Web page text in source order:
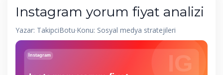
Instagram yorum fiyat analizi
Yazar: TakipciBotu·Konu: Sosyal medya stratejileri